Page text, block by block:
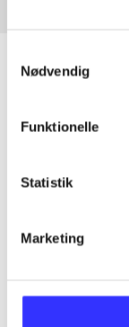
Nødvendig
Funktionelle
Statistik
Marketing
Artikler